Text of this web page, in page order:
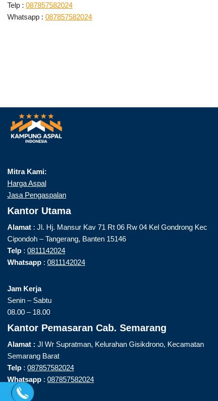
Telp : 087857582024
Whatsapp : 087857582024
Mitra Kami:
Harga Aspal
Jasa Pengaspalan
Kantor Utama
Alamat : Jl. Hj. Mansur Kav 71 Rt 06 Rw 04 Kel Gondrong Kec
Cipondoh – Tangerang, Banten 15146
Telp : 0811142024
Whatsapp : 0811142024
Jam Kerja
Senin – Sabtu
08.00 – 18.00
Kantor Pemasaran Cab. Semarang
Alamat : Jl Wr Supratman, Kelurahan Gisikdrono, Kecamatan
Semarang Barat
Telp : 087857582024
Whatsapp : 087857582024